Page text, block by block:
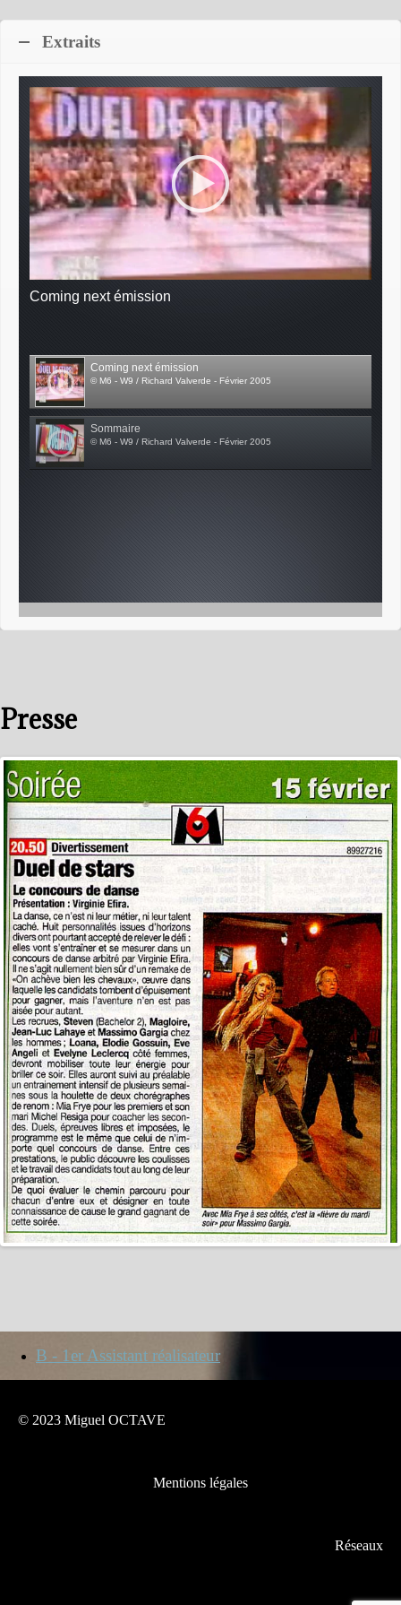
Extraits
Coming next émission
Coming next émission
© M6 - W9 / Richard Valverde - Février 2005
Sommaire
© M6 - W9 / Richard Valverde - Février 2005
Presse
B - 1er Assistant réalisateur
© 2023 Miguel OCTAVE
Mentions légales
Réseaux